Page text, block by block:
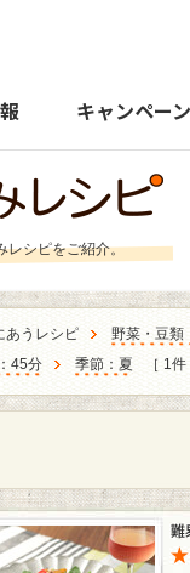
キャンペーン
レシピをご紹介。
あうレシピ 野菜・豆類
45分 季節：夏 ［ 1件